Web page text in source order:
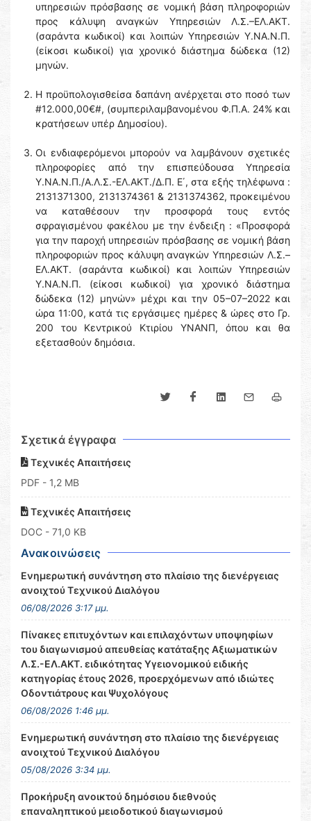
υπηρεσιών πρόσβασης σε νομική βάση πληροφοριών
προς κάλυψη αναγκών Υπηρεσιών Λ.Σ.–ΕΛ.ΑΚΤ.
(σαράντα κωδικοί) και λοιπών Υπηρεσιών Υ.ΝΑ.Ν.Π.
(είκοσι κωδικοί) για χρονικό διάστημα δώδεκα (12)
μηνών.
Η προϋπολογισθείσα δαπάνη ανέρχεται στο ποσό των
#12.000,00€#, (συμπεριλαμβανομένου Φ.Π.Α. 24% και
κρατήσεων υπέρ Δημοσίου).
Οι ενδιαφερόμενοι μπορούν να λαμβάνουν σχετικές
πληροφορίες από την επισπεύδουσα Υπηρεσία
Υ.ΝΑ.Ν.Π./Α.Λ.Σ.-ΕΛ.ΑΚΤ./Δ.Π. Ε΄, στα εξής τηλέφωνα :
2131371300, 2131374361 & 2131374362, προκειμένου
να καταθέσουν την προσφορά τους εντός
σφραγισμένου φακέλου με την ένδειξη : «Προσφορά
για την παροχή υπηρεσιών πρόσβασης σε νομική βάση
πληροφοριών προς κάλυψη αναγκών Υπηρεσιών Λ.Σ.–
ΕΛ.ΑΚΤ. (σαράντα κωδικοί) και λοιπών Υπηρεσιών
Υ.ΝΑ.Ν.Π. (είκοσι κωδικοί) για χρονικό διάστημα
δώδεκα (12) μηνών» μέχρι και την 05–07–2022 και
ώρα 11:00, κατά τις εργάσιμες ημέρες & ώρες στο Γρ.
200 του Κεντρικού Κτιρίου ΥΝΑΝΠ, όπου και θα
εξετασθούν δημόσια.
Σχετικά έγγραφα
Τεχνικές Απαιτήσεις
PDF - 1,2 MB
Τεχνικές Απαιτήσεις
DOC - 71,0 KB
Ανακοινώσεις
Ενημερωτική συνάντηση στο πλαίσιο της διενέργειας
ανοιχτού Τεχνικού Διαλόγου
06/08/2026 3:17 μμ.
Πίνακες επιτυχόντων και επιλαχόντων υποψηφίων
του διαγωνισμού απευθείας κατάταξης Αξιωματικών
Λ.Σ.-ΕΛ.ΑΚΤ. ειδικότητας Υγειονομικού ειδικής
κατηγορίας έτους 2026, προερχόμενων από ιδιώτες
Οδοντιάτρους και Ψυχολόγους
06/08/2026 1:46 μμ.
Ενημερωτική συνάντηση στο πλαίσιο της διενέργειας
ανοιχτού Τεχνικού Διαλόγου
05/08/2026 3:34 μμ.
Προκήρυξη ανοικτού δημόσιου διεθνούς
επαναληπτικού μειοδοτικού διαγωνισμού